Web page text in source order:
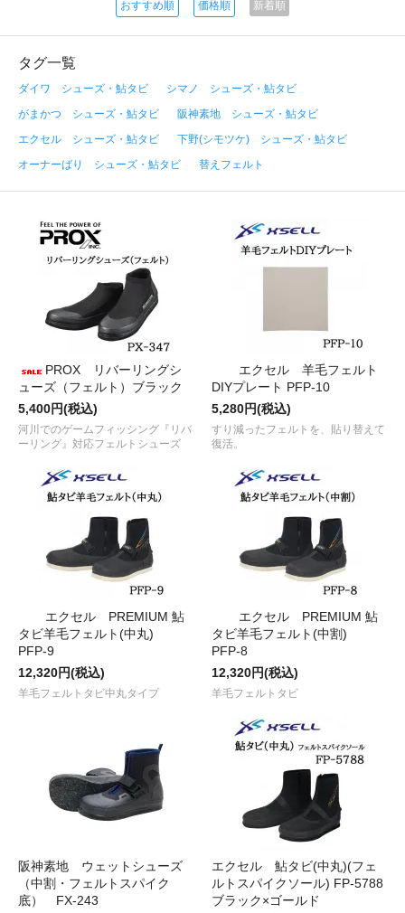
おすすめ順 価格順 新着順
タグ一覧
ダイワ シューズ・鮎タビ
シマノ シューズ・鮎タビ
がまかつ シューズ・鮎タビ
阪神素地 シューズ・鮎タビ
エクセル シューズ・鮎タビ
下野(シモツケ) シューズ・鮎タビ
オーナーばり シューズ・鮎タビ
替えフェルト
PROX リバーリングシ
ューズ（フェルト）ブラック
5,400円(税込)
河川でのゲームフィッシング『リバ
ーリング』対応フェルトシューズ
エクセル 羊毛フェルト
DIYプレート PFP-10
5,280円(税込)
すり減ったフェルトを、貼り替えて
復活。
エクセル PREMIUM 鮎
タビ羊毛フェルト(中丸)
PFP-9
12,320円(税込)
羊毛フェルトタビ中丸タイプ
エクセル PREMIUM 鮎
タビ羊毛フェルト(中割)
PFP-8
12,320円(税込)
羊毛フェルトタビ
阪神素地 ウェットシューズ
（中割・フェルトスパイク
底） FX-243
エクセル 鮎タビ(中丸)(フェ
ルトスパイクソール) FP-5788
ブラック×ゴールド